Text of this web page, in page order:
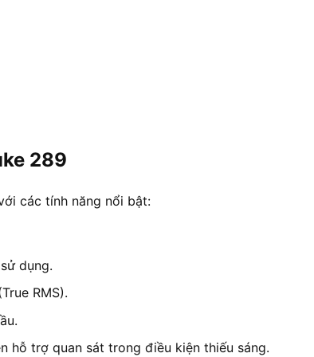
289
các tính năng nổi bật:
dụng.
RMS).
hỗ trợ quan sát trong điều kiện thiếu sáng.